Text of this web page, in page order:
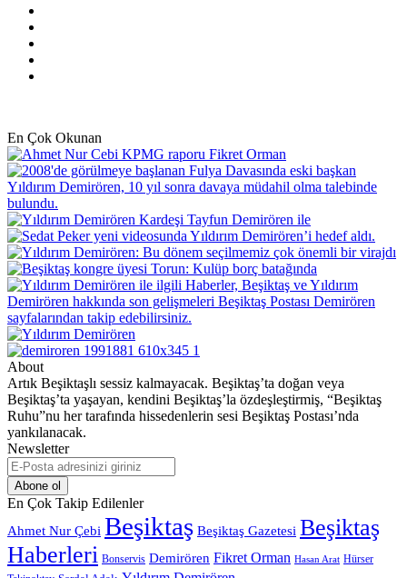
En Çok Okunan
About
Artık Beşiktaşlı sessiz kalmayacak. Beşiktaş’ta doğan veya
Beşiktaş’ta yaşayan, kendini Beşiktaş’la özdeşleştirmiş, “Beşiktaş
Ruhu”nu her tarafında hissedenlerin sesi Beşiktaş Postası’nda
yankılanacak.
Newsletter
E-
Posta
adresinizi
giriniz
En Çok Takip Edilenler
Ahmet Nur Çebi Beşiktaş Beşiktaş Gazetesi Beşiktaş
Haberleri Bonservis Demirören Fikret Orman Hasan Arat Hürser